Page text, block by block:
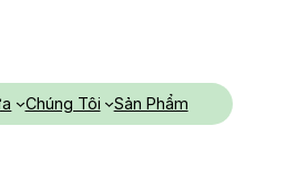
Chúng Tôi Sản Phẩm